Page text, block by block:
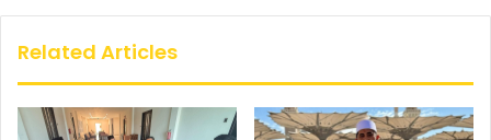
Related Articles